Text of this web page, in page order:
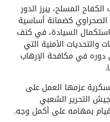
المسلح، يبرز الدور
كضمانة أساسية
السيادة، في كنف
والتحديات الأمنية التي
في مكافحة الإرهاب
عزمها العمل على
التحرير الشعبي
بمهامه على أكمل وجه.